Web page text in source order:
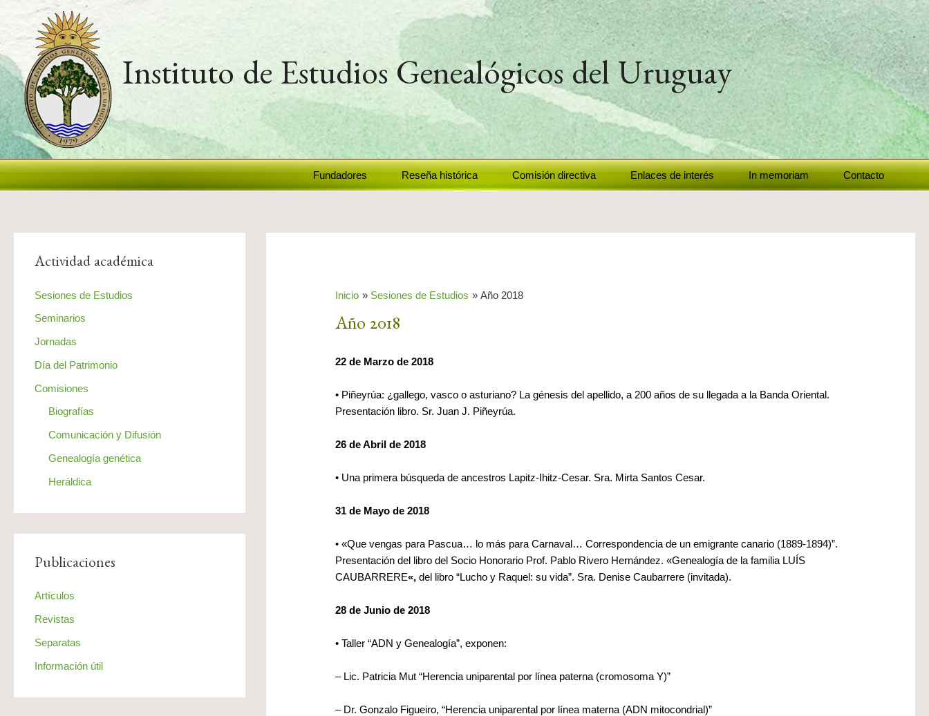
contenido
Instituto de Estudios Genealógicos del Uruguay
Fundadores Reseña histórica Comisión directiva Enlaces de interés In memoriam Contacto
Actividad académica
Sesiones de Estudios
Seminarios
Jornadas
Día del Patrimonio
Comisiones
Biografías
Comunicación y Difusión
Genealogía genética
Heráldica
Publicaciones
Artículos
Revistas
Separatas
Información útil
Inicio Sesiones de Estudios Año 2018
Año 2018
22 de Marzo de 2018
• Piñeyrúa: ¿gallego, vasco o asturiano? La génesis del apellido, a 200 años de su llegada a la Banda Oriental.
Presentación libro. Sr. Juan J. Piñeyrúa.
26 de Abril de 2018
• Una primera búsqueda de ancestros Lapitz-Ihitz-Cesar. Sra. Mirta Santos Cesar.
31 de Mayo de 2018
• «Que vengas para Pascua… lo más para Carnaval… Correspondencia de un emigrante canario (1889-1894)”.
Presentación del libro del Socio Honorario Prof. Pablo Rivero Hernández. «Genealogía de la familia LUÍS
CAUBARRERE«,del libro “Lucho y Raquel: su vida”. Sra. Denise Caubarrere (invitada).
28 de Junio de 2018
• Taller “ADN y Genealogía”, exponen:
– Lic. Patricia Mut “Herencia uniparental por línea paterna (cromosoma Y)”
– Dr. Gonzalo Figueiro, “Herencia uniparental por línea materna (ADN mitocondrial)”